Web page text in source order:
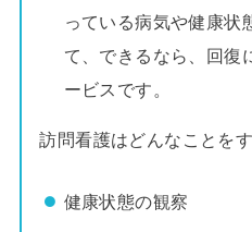
っている病気や健康状
て、できるなら、回復
ービスです。
訪問看護はどんなことを
健康状態の観察